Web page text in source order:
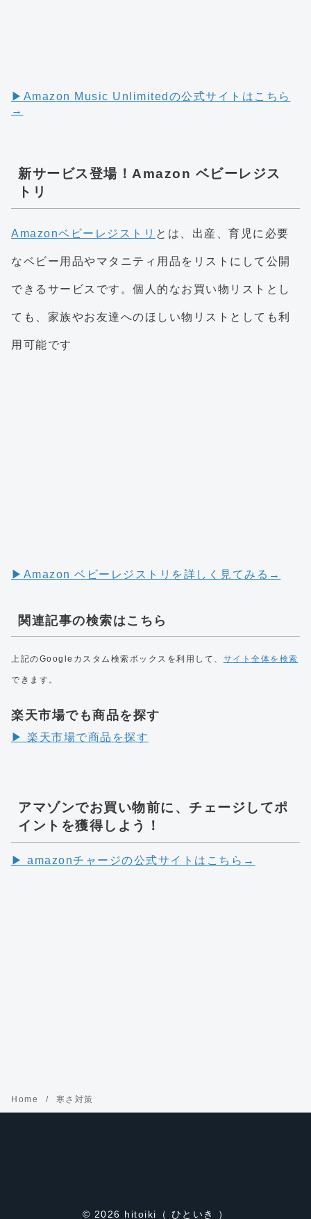
▶︎Amazon Music Unlimitedの公式サイトはこちら
→
新サービス登場！Amazon ベビーレジス
トリ
Amazonベビーレジストリ とは、出産、育児に必要
なベビー用品やマタニティ用品をリストにして公開
できるサービスです。個人的なお買い物リストとし
ても、家族やお友達へのほしい物リストとしても利
用可能です
▶︎Amazon ベビーレジストリを詳しく見てみる→
関連記事の検索はこちら
上記のGoogleカスタム検索ボックスを利用して、 サイト全体を検索
できます。
楽天市場でも商品を探す
▶︎ 楽天市場で商品を探す
アマゾンでお買い物前に、チェージしてポ
イントを獲得しよう！
▶︎ amazonチャージの公式サイトはこちら→
Home 寒さ対策
© 2026 hitoiki（ ひといき ）